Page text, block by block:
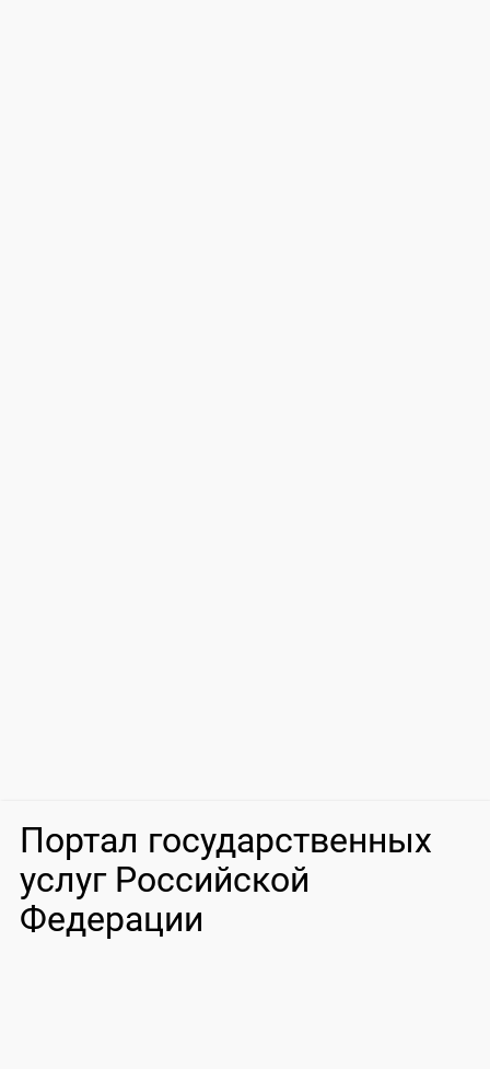
Портал государственных
услуг Российской
Федерации